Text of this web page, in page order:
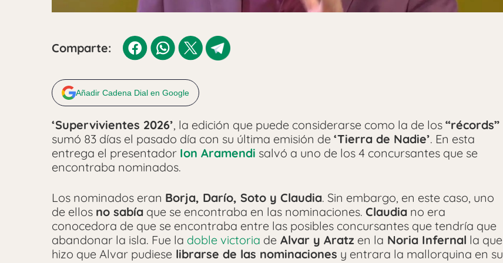
Comparte:
Añadir Cadena Dial en Google
‘Supervivientes 2026’, la edición que puede considerarse como la de los “récords”
sumó 83 días el pasado día con su última emisión de ‘Tierra de Nadie’. En esta
entrega el presentador Ion Aramendi salvó a uno de los 4 concursantes que se
encontraba nominados.
Los nominados eran Borja, Darío, Soto y Claudia. Sin embargo, en este caso, uno
de ellos no sabía que se encontraba en las nominaciones. Claudia no era
conocedora de que se encontraba entre las posibles concursantes que tendría que
abandonar la isla. Fue la doble victoria de Alvar y Aratz en la Noria Infernal la que
hizo que Alvar pudiese librarse de las nominaciones y entrara la mallorquina en su